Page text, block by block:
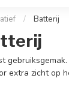
/ Batterij
extra zicht op